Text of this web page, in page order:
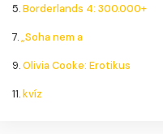
5.Borderlands 4: 300.000+
7.„Soha nem a
9.Olivia Cooke: Erotikus
11.kvíz